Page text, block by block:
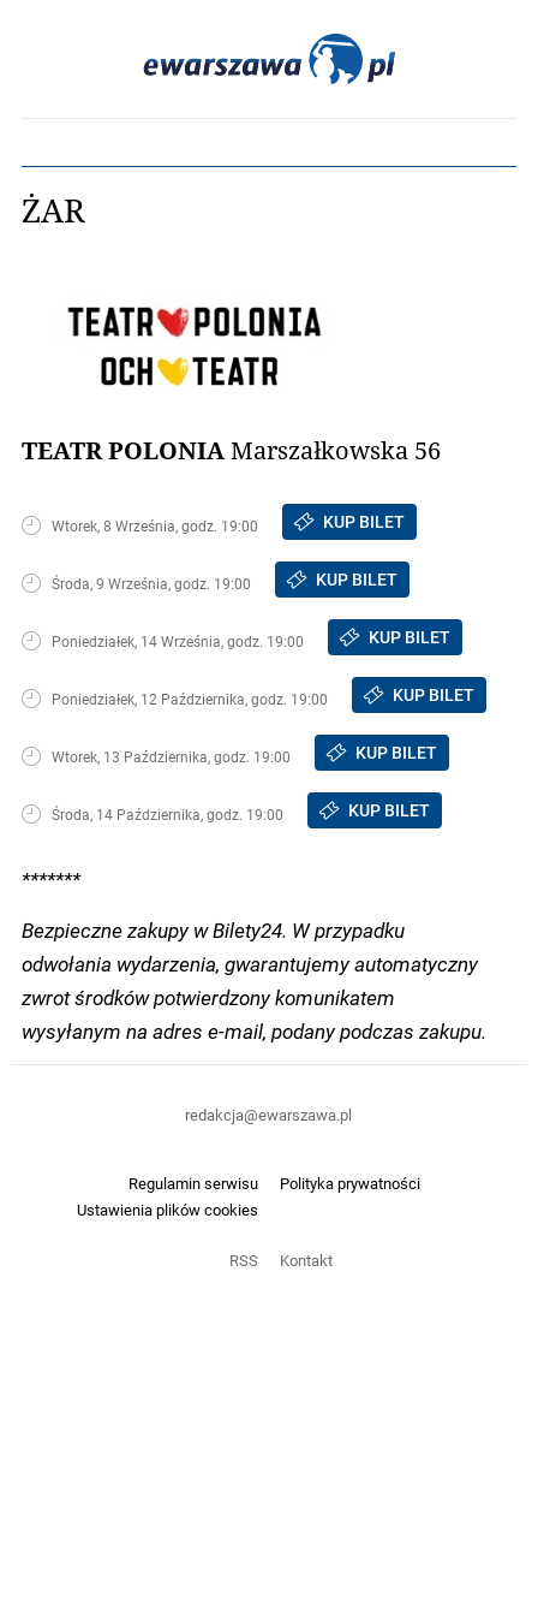
ŻAR
TEATR POLONIAMarszałkowska 56
Wtorek, 8 Września, godz. 19:00 KUP BILET
Środa, 9 Września, godz. 19:00 KUP BILET
Poniedziałek, 14 Września, godz. 19:00 KUP BILET
Poniedziałek, 12 Października, godz. 19:00 KUP BILET
Wtorek, 13 Października, godz. 19:00 KUP BILET
Środa, 14 Października, godz. 19:00 KUP BILET
*******
Bezpieczne zakupy w Bilety24. W przypadku
odwołania wydarzenia, gwarantujemy automatyczny
zwrot środków potwierdzony komunikatem
wysyłanym na adres e-mail, podany podczas zakupu.
Regulamin serwisu
Polityka prywatności
Ustawienia plików cookies
RSS Kontakt
redakcja@ewarszawa.pl